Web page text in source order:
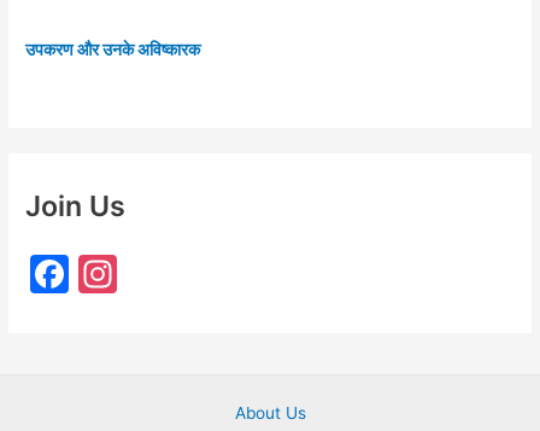
उपकरण और उनके अविष्कारक
Join Us
F
About Us